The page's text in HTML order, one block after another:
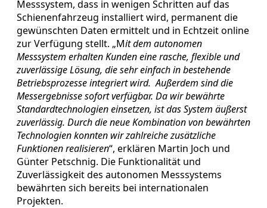
Messsystem, dass in wenigen Schritten auf das
Schienenfahrzeug installiert wird, permanent die
gewünschten Daten ermittelt und in Echtzeit online
zur Verfügung stellt. „Mit dem autonomen
Messsystem erhalten Kunden eine rasche, flexible und
zuverlässige Lösung, die sehr einfach in bestehende
Betriebsprozesse integriert wird. Außerdem sind die
Messergebnisse sofort verfügbar. Da wir bewährte
Standardtechnologien einsetzen, ist das System äußerst
zuverlässig. Durch die neue Kombination von bewährten
Technologien konnten wir zahlreiche zusätzliche
Funktionen realisieren“, erklären Martin Joch und
Günter Petschnig. Die Funktionalität und
Zuverlässigkeit des autonomen Messsystems
bewährten sich bereits bei internationalen
Projekten.